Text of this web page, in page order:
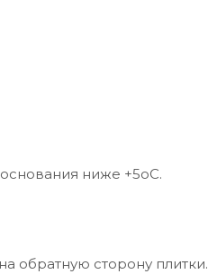
ниже +5оС.
обратную сторону плитки.